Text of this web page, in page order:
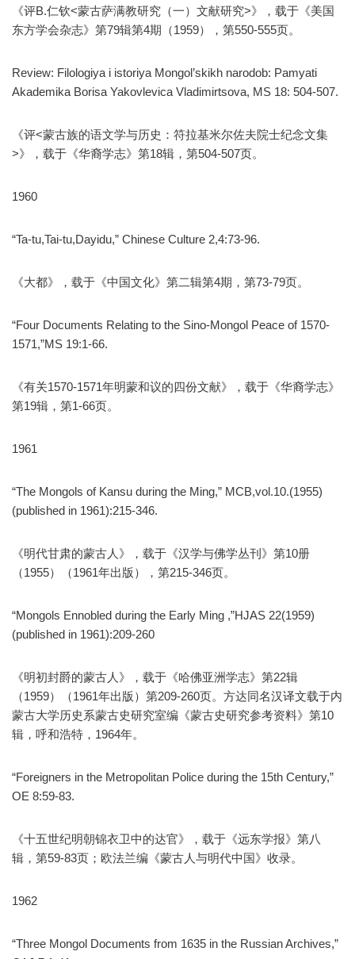
《评B.仁钦<蒙古萨满教研究（一）文献研究>》，载于《美国
东方学会杂志》第79辑第4期（1959），第550-555页。
Review: Filologiya i istoriya Mongol’skikh narodob: Pamyati
Akademika Borisa Yakovlevica Vladimirtsova, MS 18: 504-507.
《评<蒙古族的语文学与历史：符拉基米尔佐夫院士纪念文集
>》，载于《华裔学志》第18辑，第504-507页。
1960
“Ta-tu,Tai-tu,Dayidu,” Chinese Culture 2,4:73-96.
《大都》，载于《中国文化》第二辑第4期，第73-79页。
“Four Documents Relating to the Sino-Mongol Peace of 1570-
1571,”MS 19:1-66.
《有关1570-1571年明蒙和议的四份文献》，载于《华裔学志》
第19辑，第1-66页。
1961
“The Mongols of Kansu during the Ming,” MCB,vol.10.(1955)
(published in 1961):215-346.
《明代甘肃的蒙古人》，载于《汉学与佛学丛刊》第10册
（1955）（1961年出版），第215-346页。
“Mongols Ennobled during the Early Ming ,”HJAS 22(1959)
(published in 1961):209-260
《明初封爵的蒙古人》，载于《哈佛亚洲学志》第22辑
（1959）（1961年出版）第209-260页。方达同名汉译文载于内
蒙古大学历史系蒙古史研究室编《蒙古史研究参考资料》第10
辑，呼和浩特，1964年。
“Foreigners in the Metropolitan Police during the 15th Century,”
OE 8:59-83.
《十五世纪明朝锦衣卫中的达官》，载于《远东学报》第八
辑，第59-83页；欧法兰编《蒙古人与明代中国》收录。
1962
“Three Mongol Documents from 1635 in the Russian Archives,”